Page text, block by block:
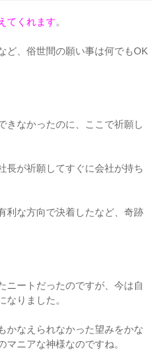
てくれます。
ど、俗世間の願い事は何でもOK
きなかったのに、ここで祈願し
長が祈願してすぐに会社が持ち
利な方向で決着したなど、奇跡
ニートだったのですが、今は自
なりました。
かなえられなかった望みをかな
マニアな神様なのですね。